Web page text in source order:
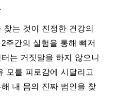
는 것이 진정한 건강의
주간의 실험을 통해 뼈저
는 거짓말을 하지 않으니
모를 피로감에 시달리고
내 몸의 진짜 범인을 찾